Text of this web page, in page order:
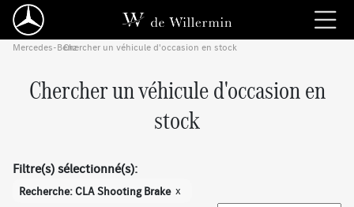
Mercedes-Benz
›
Chercher un véhicule d'occasion en stock
Chercher un véhicule d'occasion en
stock
Filtre(s) sélectionné(s):
Recherche: CLA Shooting Brake x